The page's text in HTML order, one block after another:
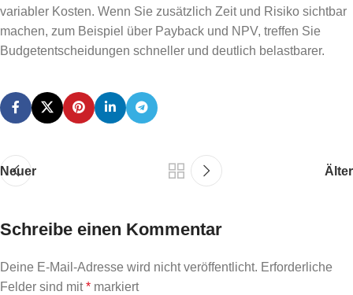
variabler Kosten. Wenn Sie zusätzlich Zeit und Risiko sichtbar
machen, zum Beispiel über Payback und NPV, treffen Sie
Budgetentscheidungen schneller und deutlich belastbarer.
Neuer Älter
Schreibe einen Kommentar
Deine E-Mail-Adresse wird nicht veröffentlicht. Erforderliche
Felder sind mit* markiert